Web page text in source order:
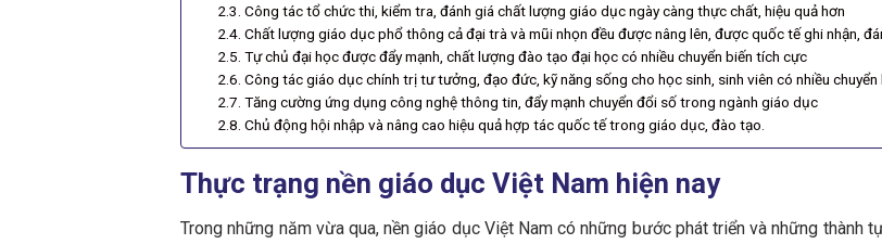
Công tác tổ chức thi, kiểm tra, đánh giá chất lượng giáo dục ngày càng thực chất, hiệu quả hơn
Chất lượng giáo dục phổ thông cả đại trà và mũi nhọn đều được nâng lên, được quốc tế ghi nhận,
Tự chủ đại học được đẩy mạnh, chất lượng đào tạo đại học có nhiều chuyển biến tích cực
Công tác giáo dục chính trị tư tưởng, đạo đức, kỹ năng sống cho học sinh, sinh viên có nhiều
Tăng cường ứng dụng công nghệ thông tin, đẩy mạnh chuyển đổi số trong ngành giáo dục
Chủ động hội nhập và nâng cao hiệu quả hợp tác quốc tế trong giáo dục, đào tạo.
Thực trạng nền giáo dục Việt Nam hiện nay
Trong những năm vừa qua, nền giáo dục Việt Nam có những bước phát triển và những thành